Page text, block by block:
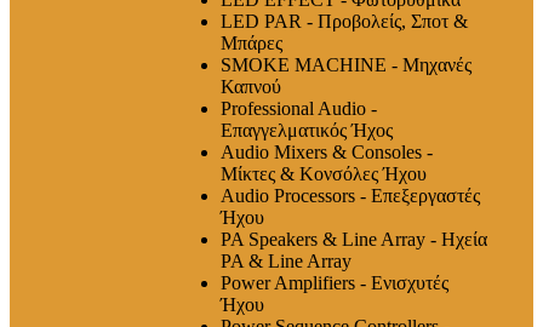
LED PAR - Προβολείς, Σποτ &
Μπάρες
SMOKE MACHINE - Μηχανές
Καπνού
Professional Audio -
Επαγγελματικός Ήχος
Audio Mixers & Consoles -
Μίκτες & Κονσόλες Ήχου
Audio Processors - Επεξεργαστές
Ήχου
PA Speakers & Line Array - Ηχεία
PA & Line Array
Power Amplifiers - Ενισχυτές
Ήχου